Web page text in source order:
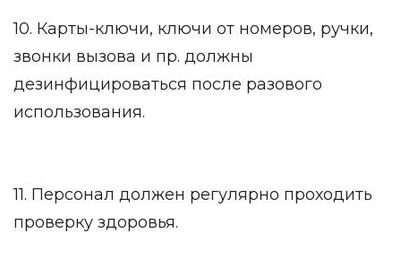
10. Карты-ключи, ключи от номеров, ручки,
звонки вызова и пр. должны
дезинфицироваться после разового
использования.
11. Персонал должен регулярно проходить
проверку здоровья.